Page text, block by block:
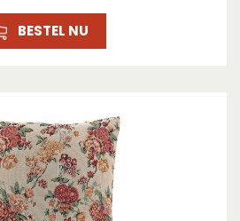
BESTEL NU